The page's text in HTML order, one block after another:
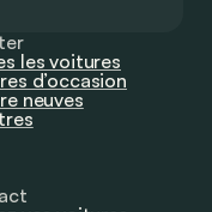
les voitures
d’occasion
neuves